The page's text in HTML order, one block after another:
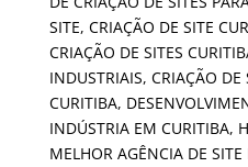
SITE, CRIAÇÃO DE SITE
CRIAÇÃO DE SITES
INDUSTRIAIS, CRIAÇÃO DE
CURITIBA,
INDÚSTRIA EM CURITIBA,
MELHOR AGÊNCIA DE